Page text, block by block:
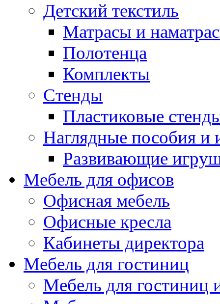
Детский текстиль
Матрасы и
Полотенца
Комплекты
Стенды
Пластиковые
Наглядные пособия и
Развивающие
Мебель для офисов
Офисная мебель
Офисные кресла
Кабинеты директора
Мебель для гостиниц
Мебель для